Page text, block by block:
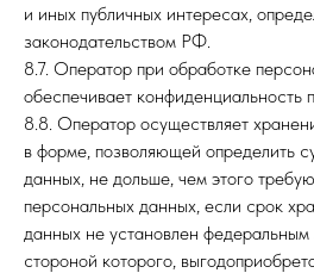
и иных публичных интересах,
законодательством РФ.
8.7. Оператор при обработке
обеспечивает конфиденциальность
8.8. Оператор осуществляет
в форме, позволяющей определить
данных, не дольше, чем этого
персональных данных, если срок
данных не установлен
стороной которого,